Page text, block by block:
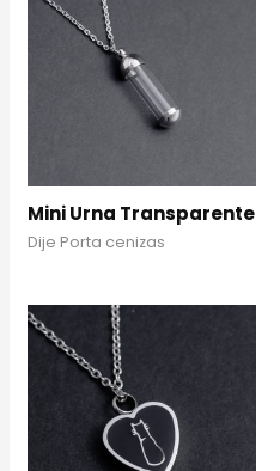
Mini Urna Transparente
Dije Porta cenizas